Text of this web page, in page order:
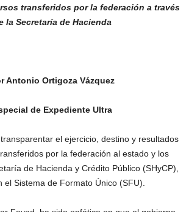
transferidos por la federación a través
la Secretaría de Hacienda
Antonio Ortigoza Vázquez
de Expediente Ultra
el ejercicio, destino y resultados
por la federación al estado y los
de Hacienda y Crédito Público (SHyCP),
el Sistema de Formato Único (SFU).